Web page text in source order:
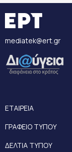
mediatek@ert.gr
ΕΤΑΙΡΕΙΑ
ΓΡΑΦΕΙΟ ΤΥΠΟΥ
ΔΕΛΤΙΑ ΤΥΠΟΥ